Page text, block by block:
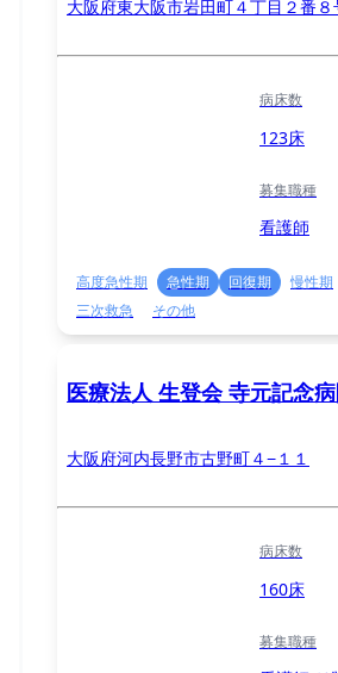
大阪府東大阪市岩田町４丁目２番８
病床数
123床
募集職種
看護師
高度急性期 急性期 回復期 慢性期
三次救急
その他
医療法人 生登会 寺元記念
大阪府河内長野市古野町４−１１
病床数
160床
募集職種